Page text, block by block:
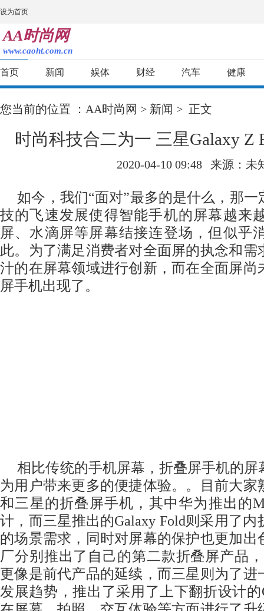
设为首页
AA时尚网
www.caoht.com.cn
首页 新闻 娱体 财经 汽车 健康
您当前的位置 ： AA时尚网 > 新闻 > 正文
时尚科技合二为一 三星Galaxy Z
2020-04-10 09:48 来源：未
如今，我们“面对”最多的是什么，那
技的飞速发展使得智能手机的屏幕越来
屏、水滴屏等屏幕结接连登场，但似乎
此。为了满足消费者对全面屏的执念和需
汁的在屏幕领域进行创新，而在全面屏尚
屏手机出现了。
相比传统的手机屏幕，折叠屏手机的
为用户带来更多的便捷体验。。目前大家
和三星的折叠屏手机，其中华为推出的
计，而三星推出的Galaxy Fold则采用了
的场景需求，同时对屏幕的保护也更加出
厂分别推出了自己的第二款折叠屏产品
更像是前代产品的延续，而三星则为了进
发展趋势，推出了采用了上下翻折设计